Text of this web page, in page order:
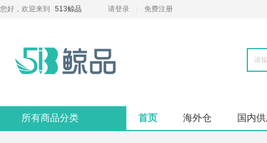
您好，欢迎来到 513鲸品 请登录 免费注册
所有商品分类 首页 海外仓 国内